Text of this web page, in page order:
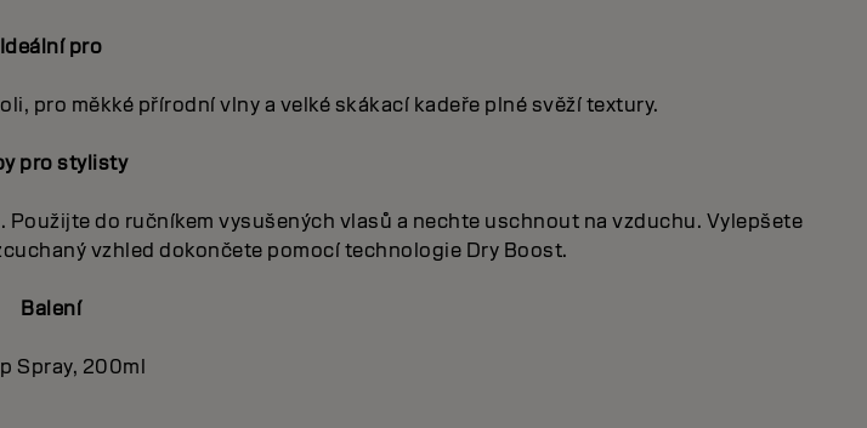
Ideální pro
pro měkké přírodní vlny a velké skákací kadeře plné svěží textury.
pro stylisty
do ručníkem vysušených vlasů a nechte uschnout na vzduchu. Vylepšete
vzhled dokončete pomocí technologie Dry Boost.
Balení
Spray, 200ml